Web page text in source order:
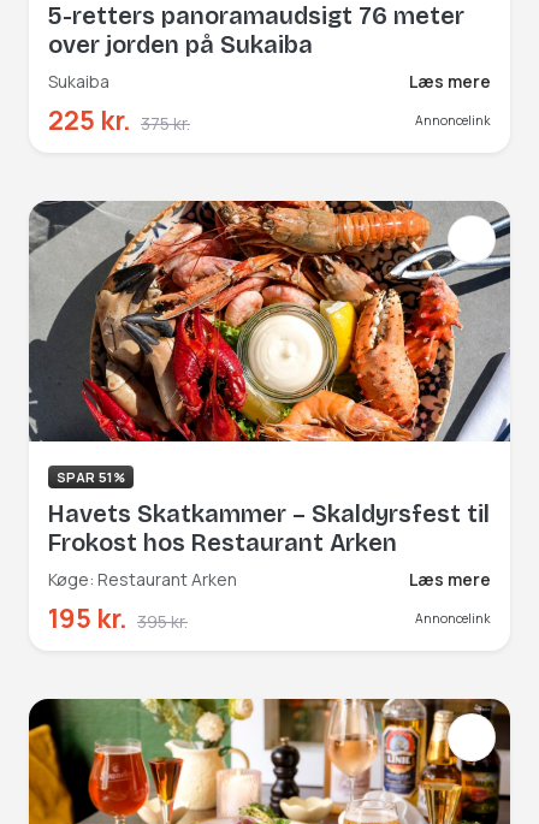
5-retters panoramaudsigt 76 meter
over jorden på Sukaiba
Sukaiba Læs mere
225 kr. 375 kr. Annoncelink
SPAR 51%
Havets Skatkammer – Skaldyrsfest til
Frokost hos Restaurant Arken
Køge: Restaurant Arken Læs mere
195 kr. 395 kr. Annoncelink